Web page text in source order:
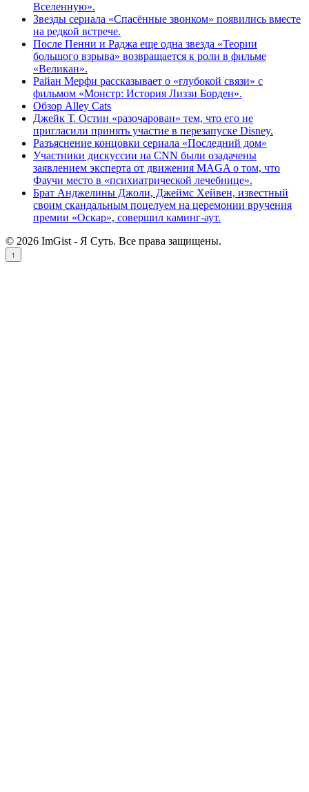
Вселенную».
Звезды сериала «Спасённые звонком» появились вместе
на редкой встрече.
После Пенни и Раджа еще одна звезда «Теории
большого взрыва» возвращается к роли в фильме
«Великан».
Райан Мерфи рассказывает о «глубокой связи» с
фильмом «Монстр: История Лиззи Борден».
Обзор Alley Cats
Джейк Т. Остин «разочарован» тем, что его не
пригласили принять участие в перезапуске Disney.
Разъяснение концовки сериала «Последний дом»
Участники дискуссии на CNN были озадачены
заявлением эксперта от движения MAGA о том, что
Фаучи место в «психиатрической лечебнице».
Брат Анджелины Джоли, Джеймс Хейвен, известный
своим скандальным поцелуем на церемонии вручения
премии «Оскар», совершил каминг-аут.
© 2026 ImGist - Я Суть. Все права защищены.
↑